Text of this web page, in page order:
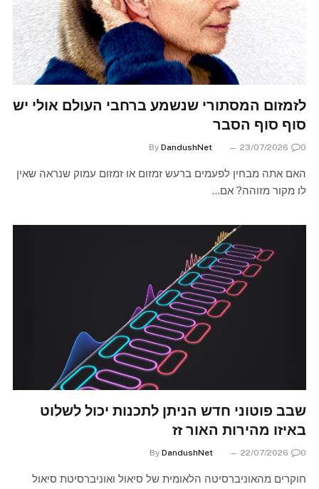
לזמזום המסתורי שנשמע ברחבי העולם אולי יש
סוף סוף הסבר
By DandushNet 23/07/2026 0
האם אתה מבחין לפעמים ברעש זמזום או זמזום עמוק שנראה שאין
לו מקור מזוהה? אם…
שבב פוטוני חדש הניתן לתכנות יכול לשלוט
באיזו מהירות האור זז
By DandushNet 22/07/2026 0
חוקרים מהאוניברסיטה הלאומית של סיאול ואוניברסיטת סיאול